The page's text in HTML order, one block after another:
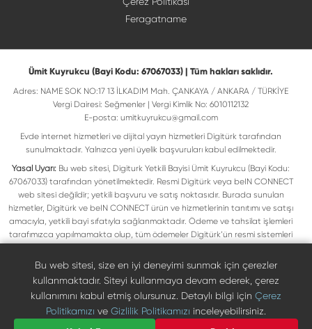
Feragatname
Ümit Kuyrukcu (Bayi Kodu: 67067033) | Tüm hakları saklıdır.
Adres: NAME SOK NO:17 13 İLKADIM Mah. ÇANKAYA / ANKARA / TÜRKİYE
Vergi Dairesi: Seğmenler | Vergi Kimlik No: 6010112132
E-posta: umitkuyrukcu@gmail.com
Evde internet hizmetleri ve dijital yayın hizmetleri Digitürk tarafından
sunulmaktadır. Yalnızca yeni üyelik başvuruları kabul edilmektedir.
Yasal Uyarı: Bu web sitesi, Digiturk Yetkili Bayisi Ümit Kuyrukcu (Bayi Kodu:
67067033) tarafından yönetilmektedir. Resmi Digitürk veya beIN CONNECT
web sitesi değildir; yetkili başvuru ve satış noktasıdır. Burada sunulan
hizmetler, Digitürk ve beIN CONNECT ürün ve hizmetlerinin tanıtımı ve satışı
amacıyla, yetkili bayi sıfatıyla sağlanmaktadır. Ödeme ve tahsilat işlemleri
tarafımızca yapılmamakta olup, tüm ödemeler Digitürk’ün resmi sistemleri
ilgili hak sahiplerine ait olup yasal koruma altındadır. Bu markalar, yalnızca
marka sahiplerinin kullanım koşullarına uygun şekilde kullanılmaktadır. Digitürk
veya beIN CONNECT’in resmi web sitelerine ulaşmak için ilgili markaların
doğrudan resmi kanallarını ziyaret edebilirsiniz.
Digiturk resmî bayi listesinde doğrulayın
Bu web sitesi, size en iyi deneyimi sunmak için çerezler
kullanmaktadır. Siteyi kullanmaya devam ederek, çerez
kullanımını kabul etmiş olursunuz. Detaylı bilgi için Çerez
Politikamızı ve Gizlilik Politikamızı inceleyebilirsiniz.